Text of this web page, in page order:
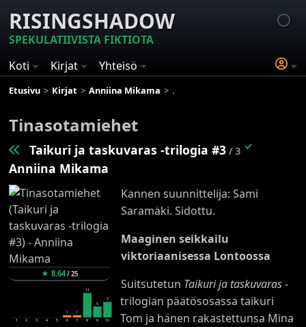
RISINGSHADOW
SPEKULATIIVISTA FIKTIOTA
Koti
Kirjat Yhteisö
Etusivu Kirjat Anniina Mikama Taikuri ja taskuvaras -trilogia
Tinasotamiehet
Taikuri ja taskuvaras -trilogia #3 / 3 ✓
Anniina Mikama
★8.64/25
1 2 3 4 5
1
6
1
7
11
8
5
9
7
10
Kannen suunnittelija: Sami
Saramäki. Sidottu.
Maaginen seikkailu
viktoriaanisessa Lontoossa
Suitsutetun Taikuri ja taskuvaras-
trilogian päätösosassa taikuri
Tom ja hänen rakastettunsa Mina